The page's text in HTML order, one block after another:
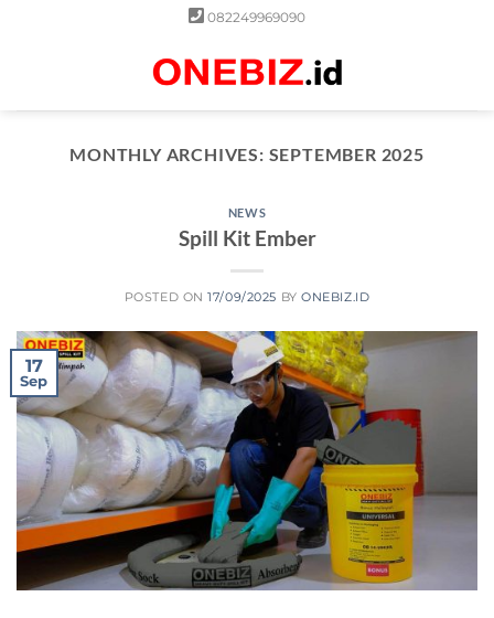
082249969090
MONTHLY ARCHIVES: SEPTEMBER 2025
NEWS
Spill Kit Ember
POSTED ON17/09/2025 BYONEBIZ.ID
17
Sep